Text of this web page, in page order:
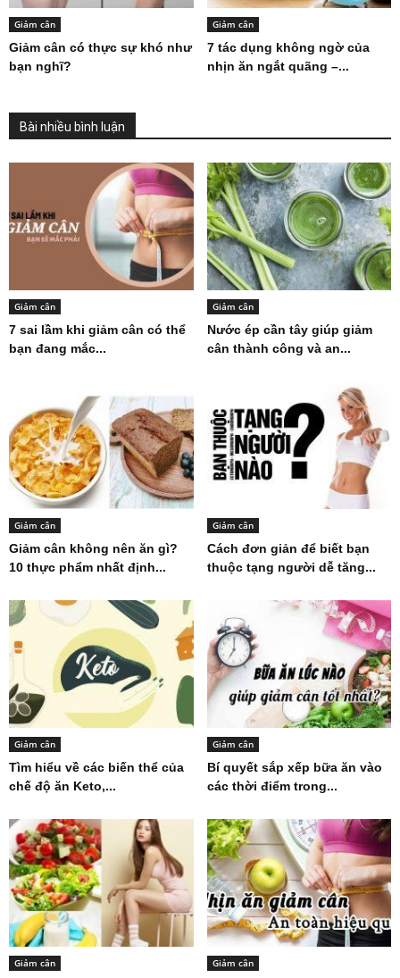
Giảm cân
Giảm cân có thực sự khó như
bạn nghĩ?
Giảm cân
7 tác dụng không ngờ của
nhịn ăn ngắt quãng –...
Bài nhiều bình luận
Giảm cân
7 sai lầm khi giảm cân có thể
bạn đang mắc...
Giảm cân
Nước ép cần tây giúp giảm
cân thành công và an...
Giảm cân
Giảm cân không nên ăn gì?
10 thực phẩm nhất định...
Giảm cân
Cách đơn giản để biết bạn
thuộc tạng người dễ tăng...
Giảm cân
Tìm hiểu về các biến thể của
chế độ ăn Keto,...
Giảm cân
Bí quyết sắp xếp bữa ăn vào
các thời điểm trong...
Giảm cân Giảm cân